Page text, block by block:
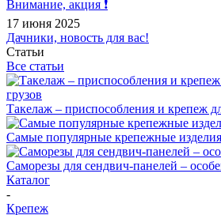
Внимание, акция ❗️
17 июня 2025
Дачники, новость для вас!
Статьи
Все статьи
Такелаж – приспособления и крепеж
Самые популярные крепежные изделия
Саморезы для сендвич-панелей –
Каталог
-
Крепеж